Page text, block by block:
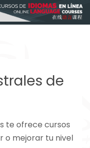
de
te ofrece cursos
o mejorar tu nivel